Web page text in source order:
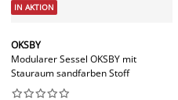
IN AKTION
OKSBY
Modularer Sessel OKSBY mit
Stauraum sandfarben Stoff





